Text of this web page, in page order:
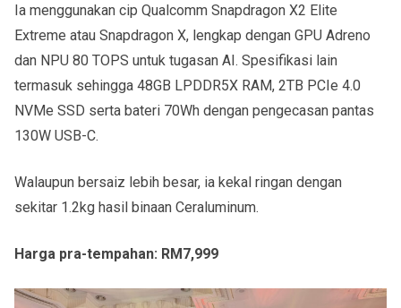
Ia menggunakan cip Qualcomm Snapdragon X2 Elite
Extreme atau Snapdragon X, lengkap dengan GPU Adreno
dan NPU 80 TOPS untuk tugasan AI. Spesifikasi lain
termasuk sehingga 48GB LPDDR5X RAM, 2TB PCIe 4.0
NVMe SSD serta bateri 70Wh dengan pengecasan pantas
130W USB-C.
Walaupun bersaiz lebih besar, ia kekal ringan dengan
sekitar 1.2kg hasil binaan Ceraluminum.
Harga pra-tempahan: RM7,999